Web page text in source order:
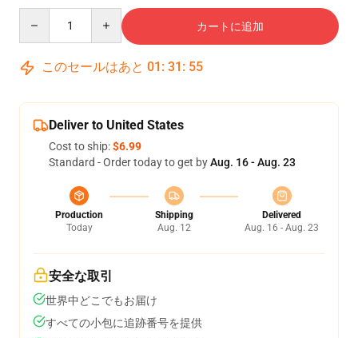
カートに追加
このセールはあと 01 : 31 : 54
Deliver to United States
Cost to ship:$6.99
Standard - Order today to get byAug. 16 - Aug. 23
Production
Today
Shipping
Aug. 12
Delivered
Aug. 16 - Aug. 23
安全な取引
世界中どこでもお届け
すべての小包に追跡番号を提供